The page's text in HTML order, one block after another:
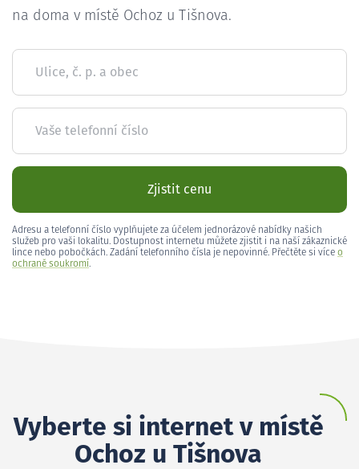
na doma v místě Ochoz u Tišnova.
Ulice, č. p. a obec
Vaše telefonní číslo
Zjistit cenu
Adresu a telefonní číslo vyplňujete za účelem jednorázové nabídky našich
služeb pro vaši lokalitu. Dostupnost internetu můžete zjistit i na naší zákaznické
lince nebo pobočkách. Zadání telefonního čísla je nepovinné. Přečtěte si více o
ochraně soukromí.
Vyberte si internet v místě
Ochoz u Tišnova